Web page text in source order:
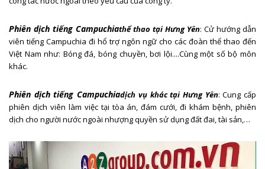
Phiên dịch tiếng Campuchiathể thao tại Hưng Yên: Cử hướng dẫn
viên tiếng Campuchia đi hổ trợ ngôn ngữ cho các đoàn thể thao đến
Việt Nam như: Bóng đá, bóng chuyền, bơi lội....Cùng một số bộ môn
khác.
Phiên dịch tiếng Campuchiadịch vụ kháctại Hưng Yên: Cung cấp
phiên dịch viên làm việc tại tòa án, đám cưới, đi khám bệnh, phiên
dịch cho người nước ngoài nhượng quyền sử dụng đất đai, tài sản,…